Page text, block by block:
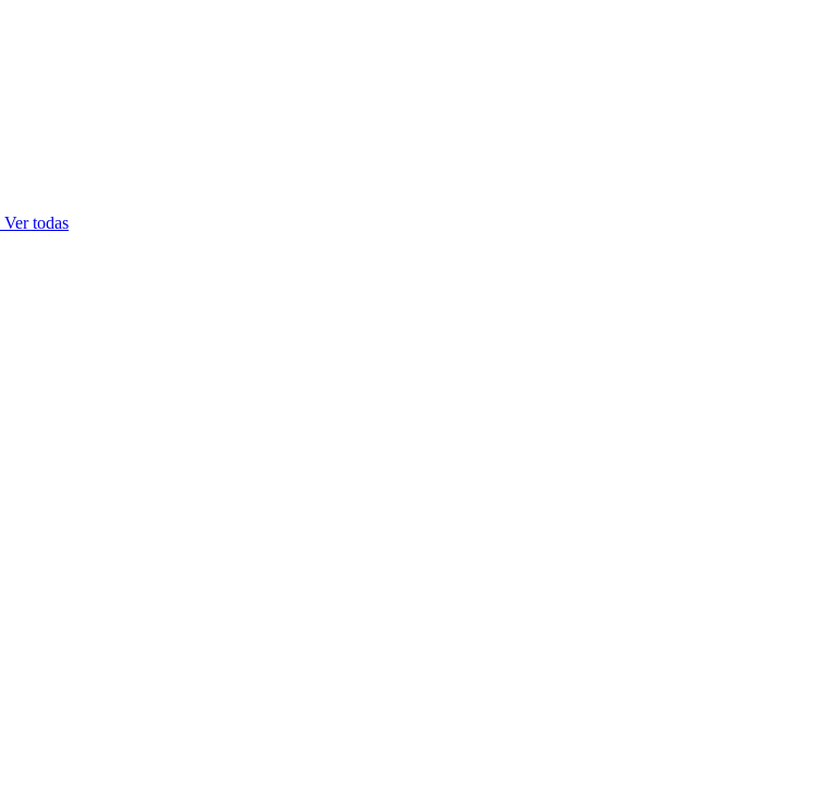
Ver todas